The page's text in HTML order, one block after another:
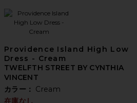
Providence Island High Low
Dress - Cream
TWELFTH STREET BY CYNTHIA
VINCENT
カラー： Cream
在庫なし